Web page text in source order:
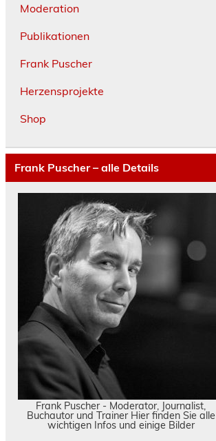
Moderation
Publikationen
Frank Puscher
Herzensprojekte
Shop
Frank Puscher – alle Details
Frank Puscher - Moderator, Journalist,
Buchautor und Trainer Hier finden Sie alle
wichtigen Infos und einige Bilder